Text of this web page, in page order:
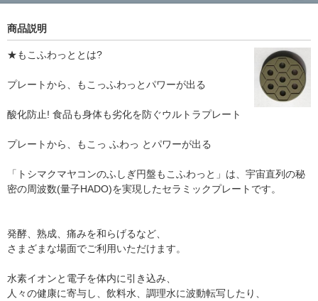
商品説明
★もこふわっととは?
プレートから、もこっふわっとパワーが出る
酸化防止! 食品も身体も劣化を防ぐウルトラプレート
プレートから、もこっ ふわっ とパワーが出る
「トシマクマヤコンのふしぎ円盤もこふわっと」は、宇宙直列の秘
密の周波数(量子HADO)を実現したセラミックプレートです。
発酵、熟成、痛みを和らげるなど、
さまざまな場面でご利用いただけます。
水素イオンと電子を体内に引き込み、
人々の健康に寄与し、飲料水、調理水に波動転写したり、